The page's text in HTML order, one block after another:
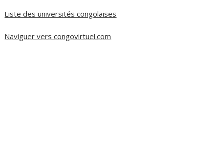
Liste des universités congolaises
Naviguer vers congovirtuel.com